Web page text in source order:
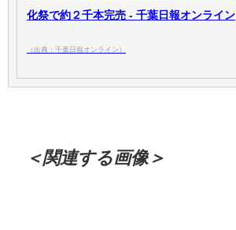
化祭で約２千本完売 - 千葉日報オンライン
（出典：千葉日報オンライン）
＜関連する画像＞